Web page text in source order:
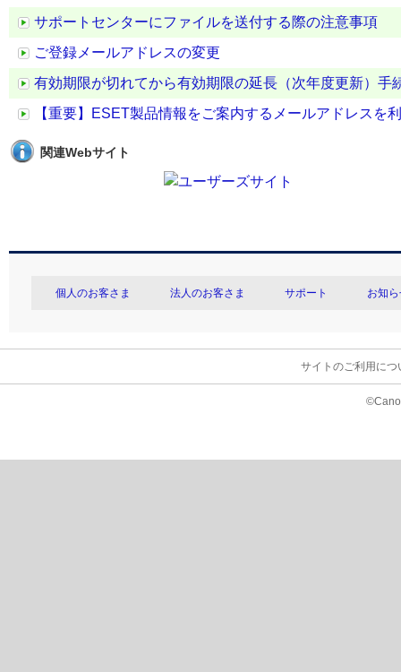
サポートセンターにファイルを送付する際の注意事項
ご登録メールアドレスの変更
有効期限が切れてから有効期限の延長（次年度更新）手
【重要】ESET製品情報をご案内するメールアドレスを
関連Webサイト
個人のお客さま 法人のお客さま サポート お知
サイトのご利用につ